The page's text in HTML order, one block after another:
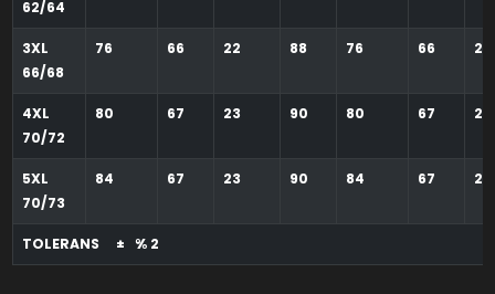
62/64
3XL
66/68
76 66 22 88 76 66 22
4XL
70/72
80 67 23 90 80 67 23
5XL
70/73
84 67 23 90 84 67 23
TOLERANS ± % 2